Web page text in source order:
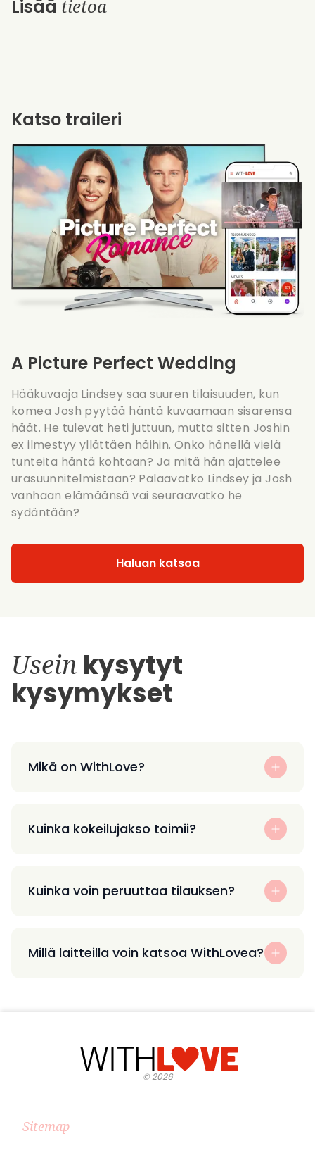
Lisää tietoa
A Picture Perfect Wedding
Hääkuvaaja Lindsey saa suuren tilaisuuden, kun
komea Josh pyytää häntä kuvaamaan sisarensa
häät. He tulevat heti juttuun, mutta sitten Joshin
ex ilmestyy yllättäen häihin. Onko hänellä vielä
tunteita häntä kohtaan? Ja mitä hän ajattelee
urasuunnitelmistaan? Palaavatko Lindsey ja Josh
vanhaan elämäänsä vai seuraavatko he
sydäntään?
Haluan katsoa
Katso traileri
Usein kysytyt
kysymykset
Mikä on WithLove?
Kuinka kokeilujakso toimii?
Kuinka voin peruuttaa tilauksen?
Millä laitteilla voin katsoa WithLovea?
©2026
Sitemap